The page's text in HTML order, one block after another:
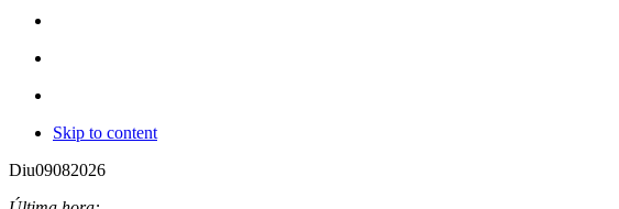
Skip to content
Diu09082026